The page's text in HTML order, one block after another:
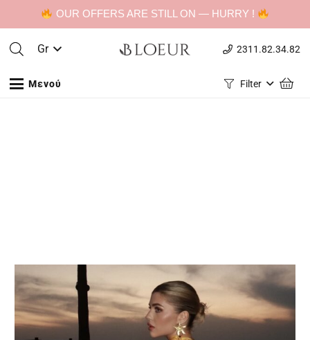
OUR OFFERS ARE STILL ON — HURRY !
Gr 2311.82.34.82
Μενού Filter